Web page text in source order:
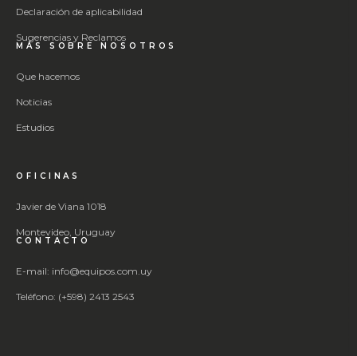
Declaración de aplicabilidad
Sugerencias y Reclamos
MÁS SOBRE NOSOTROS
Que hacemos
Noticias
Estudios
OFICINAS
Javier de Viana 1018
Montevideo, Uruguay
CONTACTO
E-mail: info@equipos.com.uy
Teléfono: (+598) 2413 2543